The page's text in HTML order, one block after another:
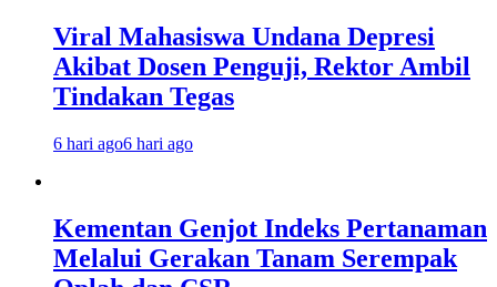
Viral Mahasiswa Undana Depresi
Akibat Dosen Penguji, Rektor Ambil
Tindakan Tegas
6 hari ago6 hari ago
Kementan Genjot Indeks Pertanaman
Melalui Gerakan Tanam Serempak